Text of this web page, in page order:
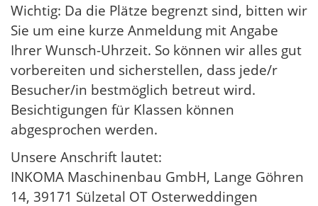
Wichtig: Da die Plätze begrenzt sind, bitten wir
Sie um eine kurze Anmeldung mit Angabe
Ihrer Wunsch-Uhrzeit. So können wir alles gut
vorbereiten und sicherstellen, dass jede/r
Besucher/in bestmöglich betreut wird.
Besichtigungen für Klassen können
abgesprochen werden.
Unsere Anschrift lautet:
INKOMA Maschinenbau GmbH, Lange Göhren
14, 39171 Sülzetal OT Osterweddingen